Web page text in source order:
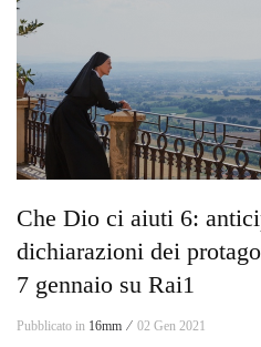
Che Dio ci aiuti 6:
dichiarazioni dei
7 gennaio su Rai1
Pubblicato in 16mm ⁄ 02 Gen 2021